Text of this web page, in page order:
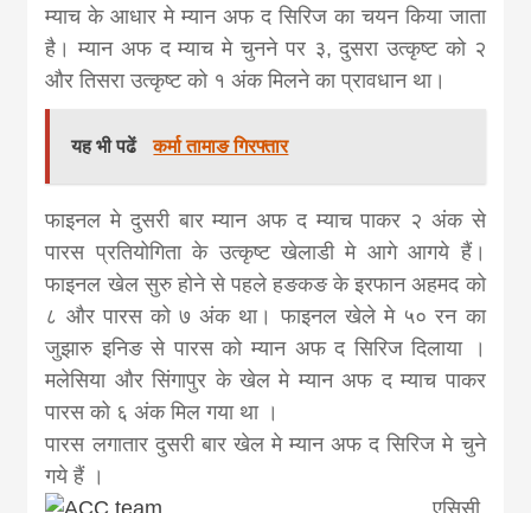
म्याच के आधार मे म्यान अफ द सिरिज का चयन किया जाता
है। म्यान अफ द म्याच मे चुनने पर ३, दुसरा उत्कृष्ट को २
और तिसरा उत्कृष्ट को १ अंक मिलने का प्रावधान था।
यह भी पढें कर्मा तामाङ गिरफ्तार
फाइनल मे दुसरी बार म्यान अफ द म्याच पाकर २ अंक से
पारस प्रतियोगिता के उत्कृष्ट खेलाडी मे आगे आगये हैं।
फाइनल खेल सुरु होने से पहले हङकङ के इरफान अहमद को
८ और पारस को ७ अंक था। फाइनल खेले मे ५० रन का
जुझारु इनिङ से पारस को म्यान अफ द सिरिज दिलाया ।
मलेसिया और सिंगापुर के खेल मे म्यान अफ द म्याच पाकर
पारस को ६ अंक मिल गया था ।
पारस लगातार दुसरी बार खेल मे म्यान अफ द सिरिज मे चुने
गये हैं ।
एसिसी